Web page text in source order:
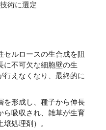
術に選定
セルロースの生合成を阻
に不可欠な細胞壁の生
行えなくなり、最終的に
を形成し、種子から伸長
ら吸収され、雑草が生育
処理剤）。